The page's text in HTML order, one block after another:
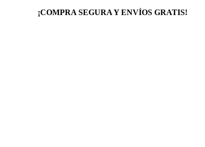
¡COMPRA SEGURA Y ENVÍOS GRATIS!